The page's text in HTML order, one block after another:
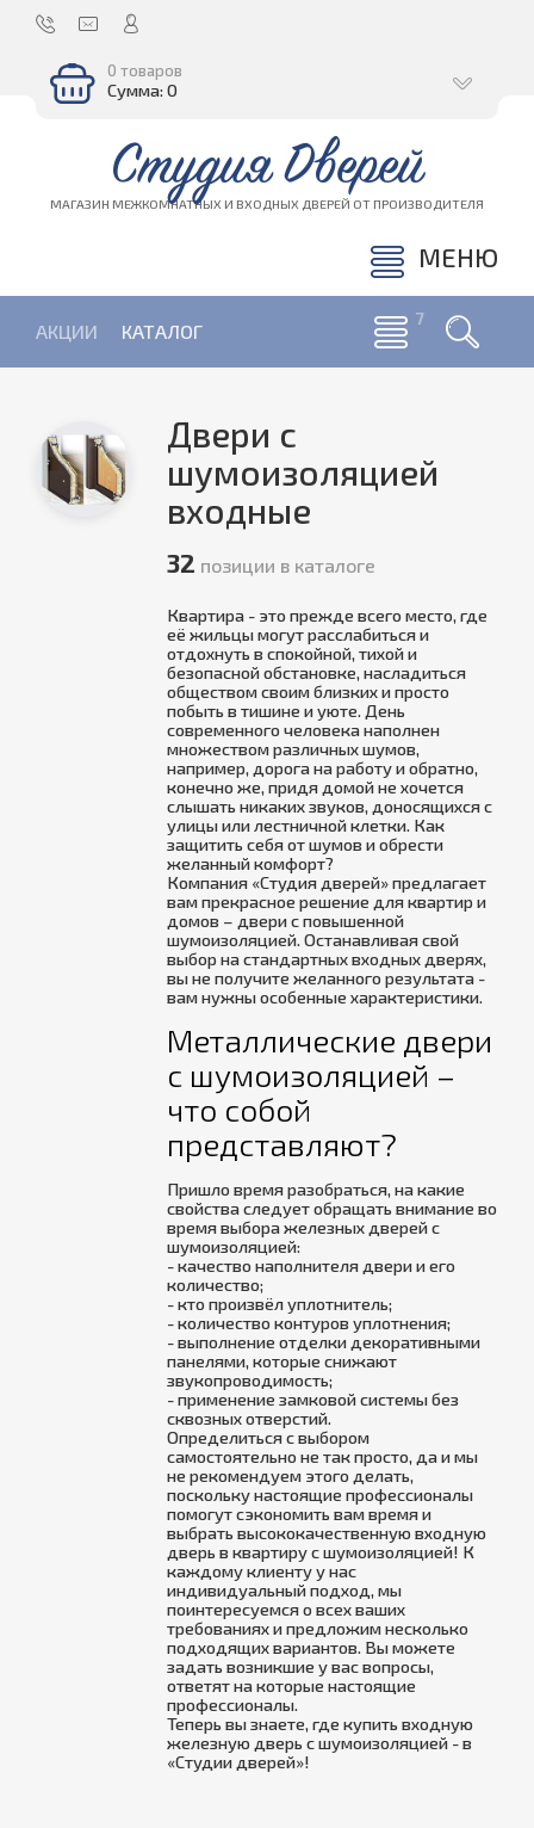
0 товаров
Сумма: 0
Студия Дверей
МАГАЗИН МЕЖКОМНАТНЫХ И ВХОДНЫХ ДВЕРЕЙ ОТ ПРОИЗВОДИТЕЛЯ
МЕНЮ
АКЦИИ КАТАЛОГ
Двери с
шумоизоляцией
входные
32 позиции в каталоге
Квартира - это прежде всего место, где
её жильцы могут расслабиться и
отдохнуть в спокойной, тихой и
безопасной обстановке, насладиться
обществом своим близких и просто
побыть в тишине и уюте. День
современного человека наполнен
множеством различных шумов,
например, дорога на работу и обратно,
конечно же, придя домой не хочется
слышать никаких звуков, доносящихся с
улицы или лестничной клетки. Как
защитить себя от шумов и обрести
желанный комфорт?
Компания «Студия дверей» предлагает
вам прекрасное решение для квартир и
домов – двери с повышенной
шумоизоляцией. Останавливая свой
выбор на стандартных входных дверях,
вы не получите желанного результата -
вам нужны особенные характеристики.
Металлические двери
с шумоизоляцией –
что собой
представляют?
Пришло время разобраться, на какие
свойства следует обращать внимание во
время выбора железных дверей с
шумоизоляцией:
- качество наполнителя двери и его
количество;
- кто произвёл уплотнитель;
- количество контуров уплотнения;
- выполнение отделки декоративными
панелями, которые снижают
звукопроводимость;
- применение замковой системы без
сквозных отверстий.
Определиться с выбором
самостоятельно не так просто, да и мы
не рекомендуем этого делать,
поскольку настоящие профессионалы
помогут сэкономить вам время и
выбрать высококачественную входную
дверь в квартиру с шумоизоляцией! К
каждому клиенту у нас
индивидуальный подход, мы
поинтересуемся о всех ваших
требованиях и предложим несколько
подходящих вариантов. Вы можете
задать возникшие у вас вопросы,
ответят на которые настоящие
профессионалы.
Теперь вы знаете, где купить входную
железную дверь с шумоизоляцией - в
«Студии дверей»!